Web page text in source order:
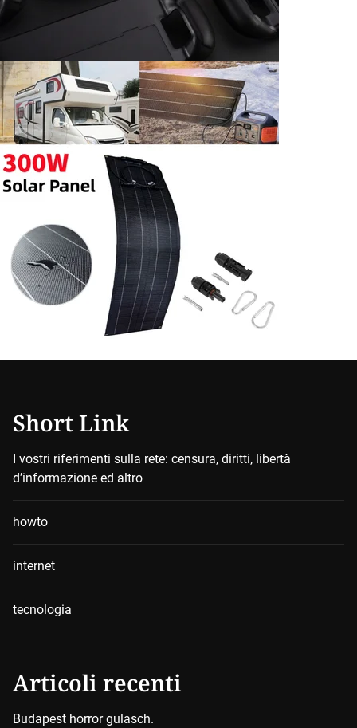
Short Link
I vostri riferimenti sulla rete: censura, diritti, libertà
d’informazione ed altro
howto
internet
tecnologia
Articoli recenti
Budapest horror gulasch.